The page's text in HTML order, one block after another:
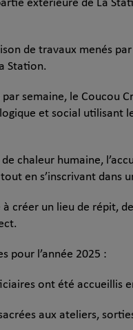
extérieure de La
de travaux menés
Station.
semaine, le Coucou
et social utilisant
chaleur humaine,
en s’inscrivant dans
à créer un lieu de répit,
pour l’année 2025 :
ont été accueillis
aux ateliers,